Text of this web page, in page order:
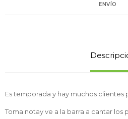
ENVÍO
Es temporada y hay muchos clientes
Toma notay ve a la barra a cantar los